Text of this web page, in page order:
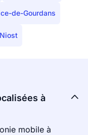
de-Gourdans
à
mobile à